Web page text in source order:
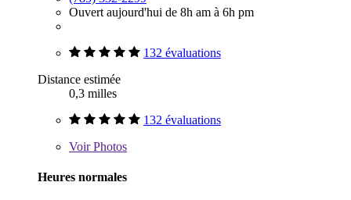
Ouvert aujourd'hui de 8h am à 6h pm
132 évaluations
Distance estimée
0,3 milles
132 évaluations
VoirPhotos
Heures normales